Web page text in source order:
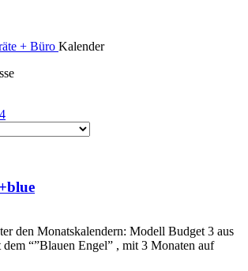
+ Büro Kalender
den Monatskalendern: Modell Budget 3 aus
“”Blauen Engel” , mit 3 Monaten auf